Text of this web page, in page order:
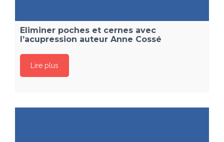
Eliminer poches et cernes avec
l’acupression auteur Anne Cossé
Lire plus